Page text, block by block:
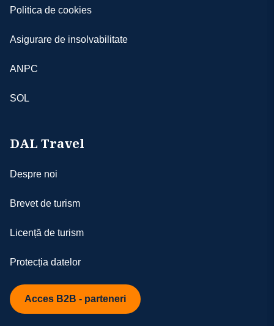
Politica de cookies
Asigurare de insolvabilitate
ANPC
SOL
DAL Travel
Despre noi
Brevet de turism
Licență de turism
Protecția datelor
Acces B2B - parteneri